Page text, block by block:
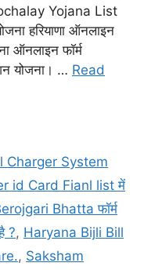
Yojana List
हरियाणा ऑनलाइन
ऑनलाइन फॉर्म
योजना। … Read
Charger System
id Card Fianl list में
Bhatta फॉर्म
?, Haryana Bijli Bill
, Saksham